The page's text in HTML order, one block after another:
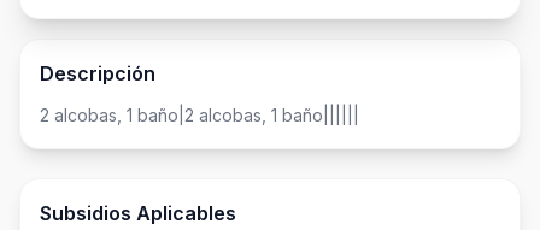
Descripción
2 alcobas, 1 baño|2 alcobas, 1 baño||||||
Subsidios Aplicables